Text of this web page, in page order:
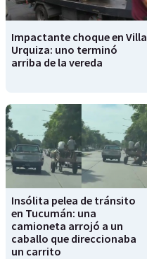
Impactante choque en Villa
Urquiza: uno terminó
arriba de la vereda
Insólita pelea de tránsito
en Tucumán: una
camioneta arrojó a un
caballo que direccionaba
un carrito